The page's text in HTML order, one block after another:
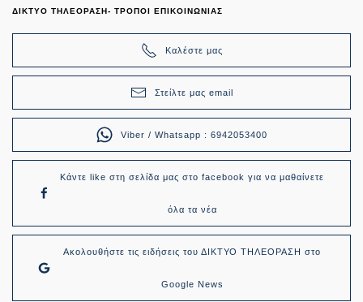
ΔΙΚΤΥΟ ΤΗΛΕΟΡΑΣΗ- ΤΡΟΠΟΙ ΕΠΙΚΟΙΝΩΝΙΑΣ
Καλέστε μας
Στείλτε μας email
Viber / Whatsapp : 6942053400
Κάντε like στη σελίδα μας στο facebook για να μαθαίνετε
όλα τα νέα
Ακολουθήστε τις ειδήσεις του ΔΙΚΤΥΟ ΤΗΛΕΟΡΑΣΗ στο
Google News